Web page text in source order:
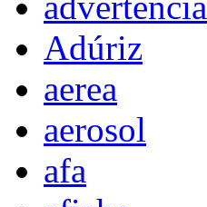
Adúriz
aerea
aerosol
afa